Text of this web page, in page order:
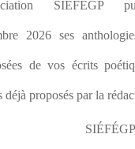
SIÉFÉGP
2026 ses
de vos écrits
déjà proposés par la